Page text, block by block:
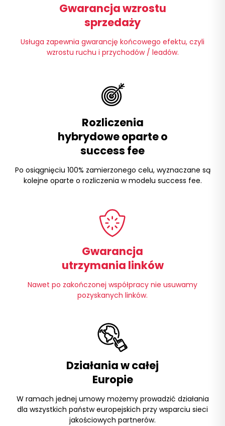
Gwarancja wzrostu
sprzedaży
Usługa zapewnia gwarancję końcowego efektu, czyli
wzrostu ruchu i przychodów / leadów.
Rozliczenia
hybrydowe oparte o
success fee
Po osiągnięciu 100% zamierzonego celu, wyznaczane są
kolejne oparte o rozliczenia w modelu success fee.
Gwarancja
utrzymania linków
Nawet po zakończonej współpracy nie usuwamy
pozyskanych linków.
Działania w całej
Europie
W ramach jednej umowy możemy prowadzić działania
dla wszystkich państw europejskich przy wsparciu sieci
jakościowych partnerów.